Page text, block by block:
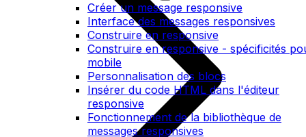
Créer un message responsive
Interface des messages responsives
Construire en responsive
Construire en responsive - spécificités
mobile
Personnalisation des blocs
Insérer du code HTML dans l'éditeur
responsive
Fonctionnement de la bibliothèque de
messages responsives